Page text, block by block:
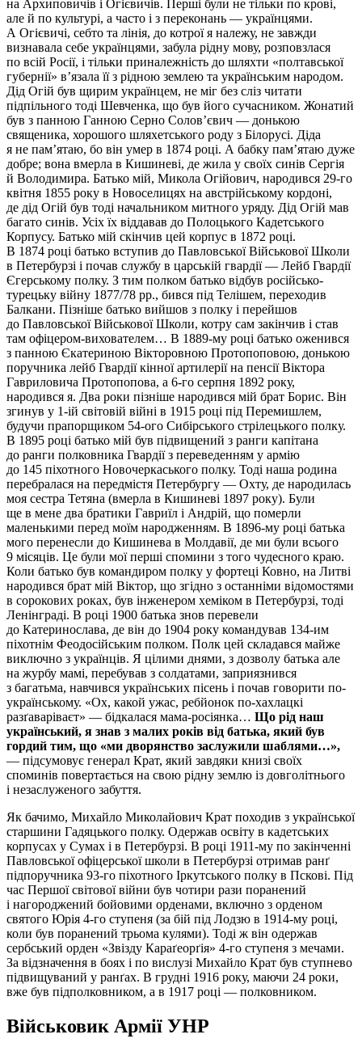
на Архиповичів і Огієвичів. Перші були не тільки по крові,
але й по культурі, а часто і з переконань — українцями.
А Огієвичі, себто та лінія, до котрої я належу, не завжди
визнавала себе українцями, забула рідну мову, розповзлася
по всій Росії, і тільки приналежність до шляхти «полтавської
губернії» в’язала її з рідною землею та українським народом.
Дід Огій був щирим українцем, не міг без сліз читати
підпільного тоді Шевченка, що був його сучасни­ком. Жонатий
був з панною Ган­ною Серно Солов’євич — донькою
священика, хорошого шляхетського роду з Білорусі. Діда
я не пам’ятаю, бо він умер в 1874 році. А бабку пам’ятаю дуже
добре; вона вмерла в Кишиневі, де жила у своїх синів Сергія
й Володимира. Батько мій, Микола Огійович, народився 29-го
квітня 1855 року в Новоселицях на ав­стрійському кордоні,
де дід Огій був тоді начальником митного уряду. Дід Огій мав
багато синів. Усіх їх віддавав до Полоцького Кадетського
Корпусу. Батько мій скінчив цей корпус в 1872 році.
В 1874 році батько вступив до Павловської Військової Школи
в Петербурзі і почав службу в царській гвардії — Лейб Гвардії
Єгерському полку. З тим полком батько відбув російсько-
турецьку війну 1877/78 рр., бився під Телішем, переходив
Балкани. Пізніше батько вийшов з полку і перейшов
до Павловської Військової Школи, котру сам закінчив і став
там офіцером-вихователем… В 1889-му році батько оженився
з панною Єкатериною Вікторовною Протопоповою, донькою
поручника лейб Гвардії кінної артилерії на пенсії Віктора
Гавриловича Протопопова, а 6-го серпня 1892 року,
народився я. Два роки пізніше народився мій брат Борис. Він
згинув у 1-ій світовій війні в 1915 році під Перемишлем,
будучи прапорщиком 54-ого Сибірського стрілецького полку.
В 1895 році батько мій був підвищений з ранги капітана
до ранги полковника Гвардії з переведенням у армію
до 145 піхотного Новочеркась­кого полку. Тоді наша родина
перебралася на передмістя Петербургу — Охту, де народилась
моя сестра Тетяна (вмерла в Кишиневі 1897 року). Були
ще в мене два братики Гавриїл і Андрій, що померли
маленькими перед моїм народженням. В 1896-му році батька
мого перенесли до Кишинева в Молдавії, де ми були всього
9 місяців. Це були мої перші спомини з того чудесного краю.
Коли батько був командиром полку у фортеці Ковно, на Литві
народився брат мій Віктор, що згідно з останніми відомостями
в сорокових роках, був інженером хеміком в Петербурзі, тоді
Ленінграді. В році 1900 батька знов перевели
до Катеринослава, де він до 1904 року командував 134-им
піхотнім Феодосійським полком. Полк цей складався майже
виключно з українців. Я цілими днями, з дозволу батька але
на журбу мамі, перебував з солдатами, заприязнився
з багатьма, навчився українських пісень і почав говорити по-
українському. «Ох, какой ужас, ребйонок по-хахлацкі
разґаваріваєт» — бідкалася мама-росіянка… Що рід наш
український, я знав з малих років від батька, який був
гордий тим, що «ми дворянство заслужили шаблями…»,
— підсумовує генерал Крат, який завдяки книзі своїх
споминів повертається на свою рідну землю із довголітнього
і незаслуженого забуття.
Як бачимо, Михайло Миколайович Крат походив з української
старшини Гадяцького полку. Одержав освіту в кадетських
корпусах у Сумах і в Петербурзі. В році 1911-му по закінченні
Павловської офіцерської школи в Петербурзі отримав ранґ
підпоручника 93-го піхотного Іркутського полку в Пскові. Під
час Першої світової війни був чотири рази поранений
і нагоро­джений бойовими орденами, включно з орденом
святого Юрія 4-го ступеня (за бій під Лодзю в 1914-му році,
коли був поранений трьома кулями). Тоді ж він одержав
сербський орден «Звізду Караґеорґія» 4-го ступеня з мечами.
За відзначення в боях і по вислузі Михайло Крат був ступнево
підвищуваний у ранґах. В грудні 1916 року, маючи 24 роки,
вже був підполковником, а в 1917 році — полковником.
Військовик Армії УНР